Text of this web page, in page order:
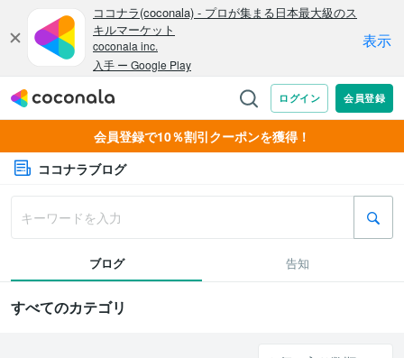
会員登録で10％割引クーポンを獲得！
ココナラブログ
ブログ 告知
すべてのカテゴリ